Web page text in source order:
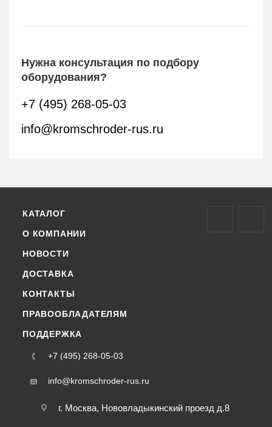
Нужна консультация по подбору
оборудования?
+7 (495) 268-05-03
info@kromschroder-rus.ru
КАТАЛОГ
О КОМПАНИИ
НОВОСТИ
ДОСТАВКА
КОНТАКТЫ
ПРАВООБЛАДАТЕЛЯМ
ПОДДЕРЖКА
+7 (495) 268-05-03
info@kromschroder-rus.ru
г. Москва, Нововладыкинский проезд д.8